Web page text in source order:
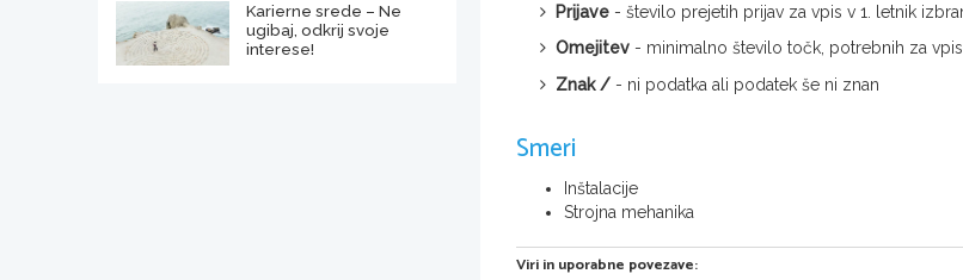
Prijave - število prejetih prijav za vpis v 1. letnik
Omejitev - minimalno število točk, potrebnih za
Znak / - ni podatka ali podatek še ni znan
Smeri
Inštalacije
Strojna mehanika
Viri in uporabne povezave:
Karierne srede – Ne
ugibaj, odkrij svoje
interese!